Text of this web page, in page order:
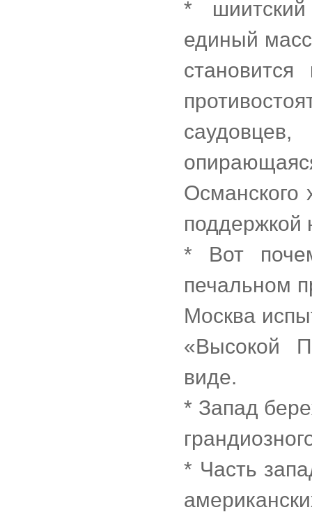
* шиитский
единый
Османского
поддержкой
* Вот
печальном
Москва
«Высокой
виде.
* Запад
* Часть